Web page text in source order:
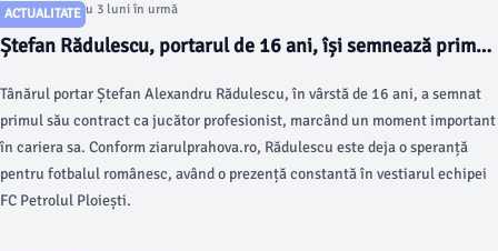
ACTUALITATE
Articol postat cu 3 luni în urmă
Ștefan Rădulescu, portarul de 16 ani, își semnează primul
Tânărul portar Ștefan Alexandru Rădulescu, în vârstă de 16 ani, a semnat
primul său contract ca jucător profesionist, marcând un moment important
în cariera sa. Conform ziarulprahova.ro, Rădulescu este deja o speranță
pentru fotbalul românesc, având o prezență constantă în vestiarul echipei
FC Petrolul Ploiești.